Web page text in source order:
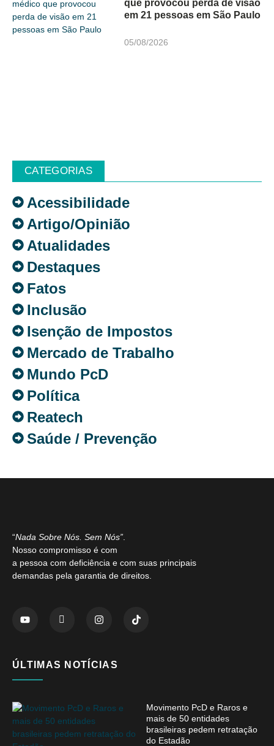
que provocou perda de visão
em 21 pessoas em São Paulo
05/08/2026
CATEGORIAS
Acessibilidade
Artigo/Opinião
Atualidades
Destaques
Fatos
Inclusão
Isenção de Impostos
Mercado de Trabalho
Mundo PcD
Política
Reatech
Saúde / Prevenção
“Nada Sobre Nós. Sem Nós”
Nosso compromisso é com
a pessoa com deficiência e com suas principais
demandas pela garantia de direitos.
ÚLTIMAS NOTÍCIAS
Movimento PcD e Raros e
mais de 50 entidades
brasileiras pedem retratação
do Estadão